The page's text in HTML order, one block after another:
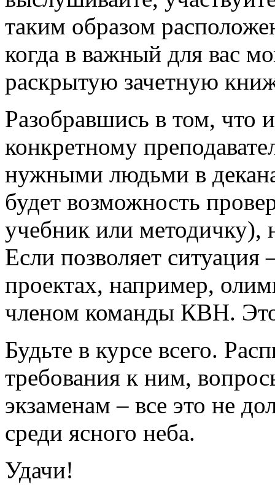
таким образом
когда в важный для вас
раскрытую зачетную
Разобравшись в том, что
конкретному
нужными людьми в
будет возможность
учебник или методичку),
Если позволяет ситуация
проектах, например,
членом команды КВН.
Будьте в курсе всего.
требования к ним,
экзаменам – все это не
среди ясного неба.
Удачи!